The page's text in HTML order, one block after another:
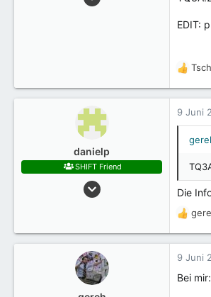
EDIT:
R
e
a
k
t
n
:
danielp
SHIFT Friend
22 September 2019
9 Juni
Die
R
e
a
k
i
9 Juni
Bei